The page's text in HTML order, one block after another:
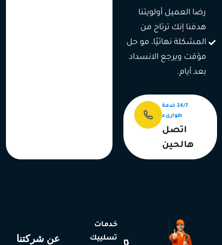
رضا العميل أولويتنا
هدفنا إنك ترتاح من
المشكلة نهائيًا، مو حل
مؤقت ويرجع الانسداد
بعد أيام.
24/7 خدمة
طوارىء
اتصل
هالحين
خدمات
تسلييك
عن شركتنا